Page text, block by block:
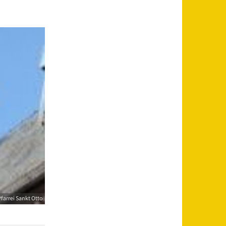
Sankt Otto